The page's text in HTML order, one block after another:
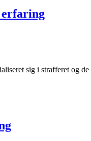
erfaring
sig i strafferet og